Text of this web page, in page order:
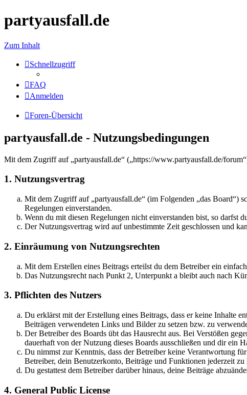
partyausfall.de
Zum Inhalt
Schnellzugriff
FAQ
Anmelden
Foren-Übersicht
partyausfall.de - Nutzungsbedingungen
Mit dem Zugriff auf „partyausfall.de“ („https://www.partyausfall.de/
1. Nutzungsvertrag
Mit dem Zugriff auf „partyausfall.de“ (im Folgenden „das Board“)
Regelungen einverstanden.
Wenn du mit diesen Regelungen nicht einverstanden bist, so darfst
Der Nutzungsvertrag wird auf unbestimmte Zeit geschlossen und
2. Einräumung von Nutzungsrechten
Mit dem Erstellen eines Beitrags erteilst du dem Betreiber ein
Das Nutzungsrecht nach Punkt 2, Unterpunkt a bleibt auch nach
3. Pflichten des Nutzers
Du erklärst mit der Erstellung eines Beitrags, dass er keine Inhalte
Beiträgen verwendeten Links und Bilder zu setzen bzw. zu
Der Betreiber des Boards übt das Hausrecht aus. Bei Verstößen
dauerhaft von der Nutzung dieses Boards ausschließen und dir ein
Du nimmst zur Kenntnis, dass der Betreiber keine Verantwortung
Betreiber, dein Benutzerkonto, Beiträge und Funktionen jederzeit zu
Du gestattest dem Betreiber darüber hinaus, deine Beiträge
4. General Public License